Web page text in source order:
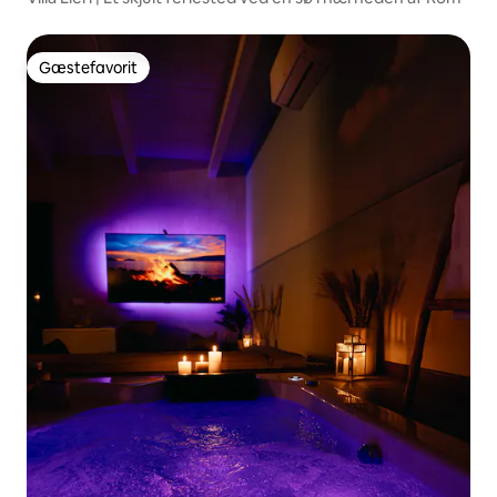
Gæstefavorit
Gæstefavorit